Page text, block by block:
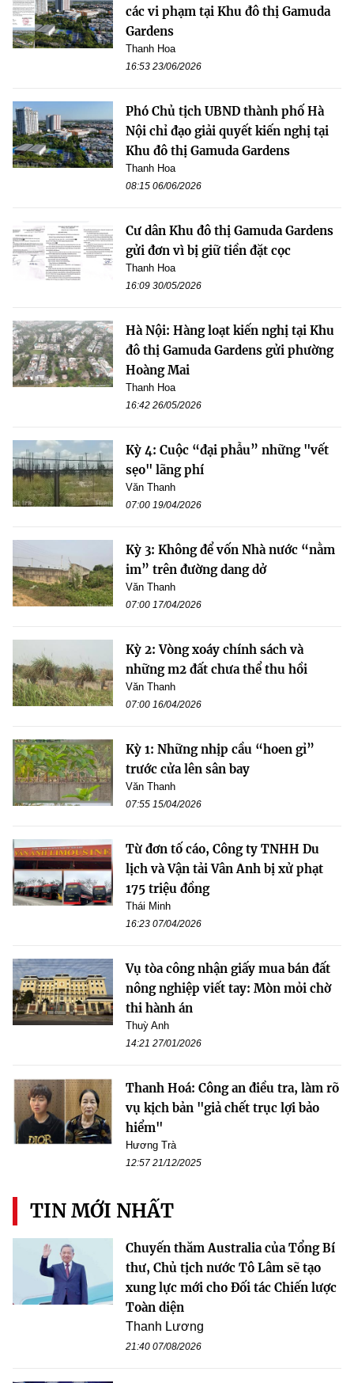
các vi phạm tại Khu đô thị Gamuda
Gardens
Thanh Hoa
16:53 23/06/2026
Phó Chủ tịch UBND thành phố Hà
Nội chỉ đạo giải quyết kiến nghị tại
Khu đô thị Gamuda Gardens
Thanh Hoa
08:15 06/06/2026
Cư dân Khu đô thị Gamuda Gardens
gửi đơn vì bị giữ tiền đặt cọc
Thanh Hoa
16:09 30/05/2026
Hà Nội: Hàng loạt kiến nghị tại Khu
đô thị Gamuda Gardens gửi phường
Hoàng Mai
Thanh Hoa
16:42 26/05/2026
Kỳ 4: Cuộc “đại phẫu” những "vết
sẹo" lãng phí
Văn Thanh
07:00 19/04/2026
Kỳ 3: Không để vốn Nhà nước “nằm
im” trên đường dang dở
Văn Thanh
07:00 17/04/2026
Kỳ 2: Vòng xoáy chính sách và
những m2 đất chưa thể thu hồi
Văn Thanh
07:00 16/04/2026
Kỳ 1: Những nhịp cầu “hoen gỉ”
trước cửa lên sân bay
Văn Thanh
07:55 15/04/2026
Từ đơn tố cáo, Công ty TNHH Du
lịch và Vận tải Vân Anh bị xử phạt
175 triệu đồng
Thái Minh
16:23 07/04/2026
Vụ tòa công nhận giấy mua bán đất
nông nghiệp viết tay: Mòn mỏi chờ
thi hành án
Thuỳ Anh
14:21 27/01/2026
Thanh Hoá: Công an điều tra, làm rõ
vụ kịch bản "giả chết trục lợi bảo
hiểm"
Hương Trà
12:57 21/12/2025
TIN MỚI NHẤT
Chuyến thăm Australia của Tổng Bí
thư, Chủ tịch nước Tô Lâm sẽ tạo
xung lực mới cho Đối tác Chiến lược
Toàn diện
Thanh Lương
21:40 07/08/2026